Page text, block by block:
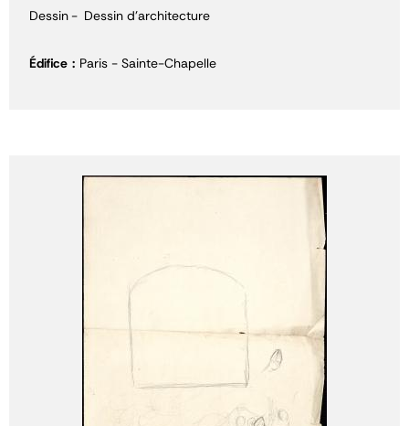
Dessin Dessin d'architecture
Édifice Paris - Sainte-Chapelle